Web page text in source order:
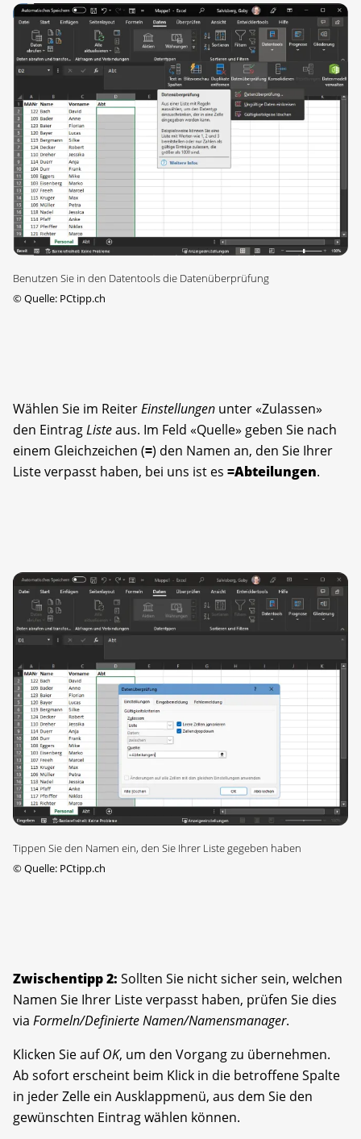
Benutzen Sie in den Datentools die Datenüberprüfung
©Quelle: PCtipp.ch
Wählen Sie im ReiterEinstellungen unter «Zulassen»
den EintragListeaus. Im Feld «Quelle» geben Sie nach
einem Gleichzeichen (=) den Namen an, den Sie Ihrer
Liste verpasst haben, bei uns ist es =Abteilungen.
Tippen Sie den Namen ein, den Sie Ihrer Liste gegeben haben
©Quelle: PCtipp.ch
Zwischentipp 2: Sollten Sie nicht sicher sein, welchen
Namen Sie Ihrer Liste verpasst haben, prüfen Sie dies
via Formeln/Definierte Namen/Namensmanager.
Klicken Sie aufOK, um den Vorgang zu übernehmen.
Ab sofort erscheint beim Klick in die betroffene Spalte
in jeder Zelle ein Ausklappmenü, aus dem Sie den
gewünschten Eintrag wählen können.